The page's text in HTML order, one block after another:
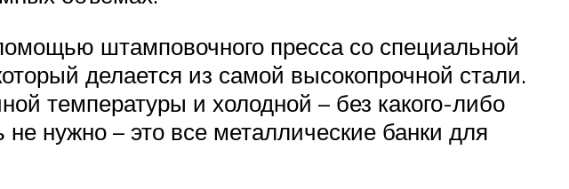
штамповочного пресса со специальной
делается из самой высокопрочной стали.
температуры и холодной – без какого-либо
нужно – это все металлические банки для